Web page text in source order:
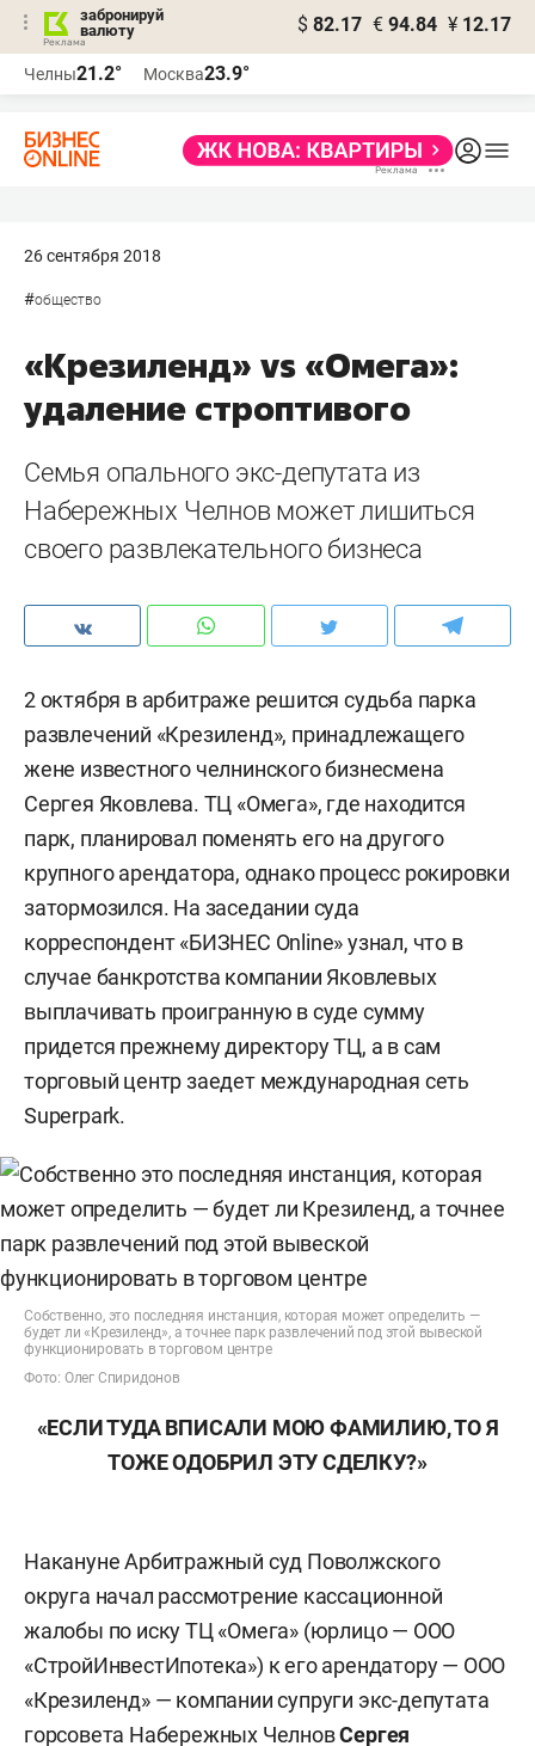
забронируй
валюту
$ 82.17 € 94.84 ¥ 12.17
Челны21.2° Москва23.9°
26 сентября 2018
#общество
«Крезиленд» vs «Омега»:
удаление строптивого
Семья опального экс-депутата из
Набережных Челнов может лишиться
своего развлекательного бизнеса
2 октября в арбитраже решится судьба парка
развлечений «Крезиленд», принадлежащего
жене известного челнинского бизнесмена
Сергея Яковлева. ТЦ «Омега», где находится
парк, планировал поменять его на другого
крупного арендатора, однако процесс рокировки
затормозился. На заседании суда
корреспондент «БИЗНЕС Online» узнал, что в
случае банкротства компании Яковлевых
выплачивать проигранную в суде сумму
придется прежнему директору ТЦ, а в сам
торговый центр заедет международная сеть
Superpark.
Собственно, это последняя инстанция, которая может определить —
будет ли «Крезиленд», а точнее парк развлечений под этой вывеской
функционировать в торговом центре
Фото: Олег Спиридонов
«ЕСЛИ ТУДА ВПИСАЛИ МОЮ ФАМИЛИЮ, ТО Я
ТОЖЕ ОДОБРИЛ ЭТУ СДЕЛКУ?»
Накануне Арбитражный суд Поволжского
округа начал рассмотрение кассационной
жалобы по иску ТЦ «Омега» (юрлицо — ООО
«СтройИнвестИпотека») к его арендатору — ООО
«Крезиленд» — компании супруги экс-депутата
горсовета Набережных ЧелновСергея